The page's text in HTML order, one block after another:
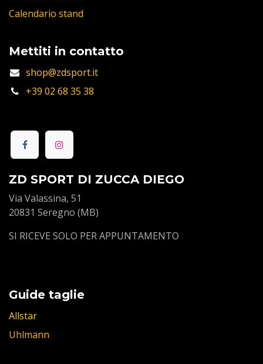
Calendario stand
Mettiti in contatto
shop@zdsport.it
+39 02 68 35 38
ZD SPORT DI ZUCCA DIEGO
Via Valassina, 51
20831 Seregno (MB)
SI RICEVE SOLO PER APPUNTAMENTO
Guide taglie
Allstar
Uhlmann